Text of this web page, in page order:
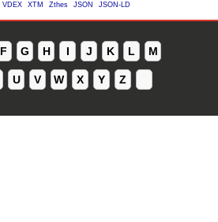
VDEX XTM Zthes JSON JSON-LD
F G H I J K L M
U V W X Y Z